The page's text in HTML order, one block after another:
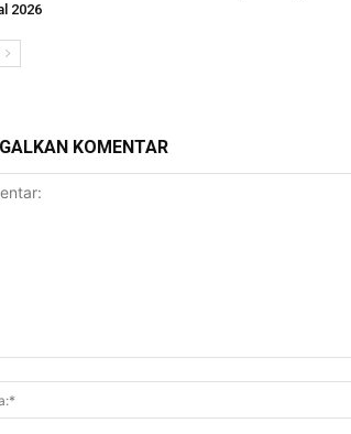
2026
KOMENTAR